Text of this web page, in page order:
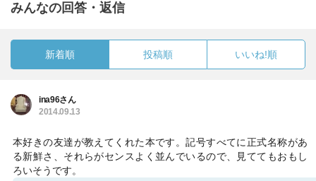
みんなの回答・返信
新着順 投稿順 いいね!順
ina96さん
2014.09.13
本好きの友達が教えてくれた本です。記号すべてに正式名称があ
る新鮮さ、それらがセンスよく並んでいるので、見ててもおもし
ろいそうです。